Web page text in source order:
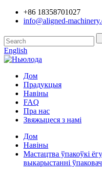
+86 18358701027
info@aligned-
English
Дом
Прадукцыя
Навіны
FAQ
Пра нас
Звяжыцеся з намі
Дом
Навіны
Мастацтва ўпакоўкі
выкарыстанні